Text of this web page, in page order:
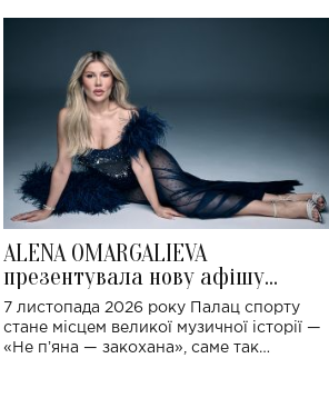
ALENA OMARGALIEVA
презентувала нову афішу
великого концерту в Палаці
спорту
7 листопада 2026 року Палац спорту
стане місцем великої музичної історії —
«Не пʼяна — закохана», саме так